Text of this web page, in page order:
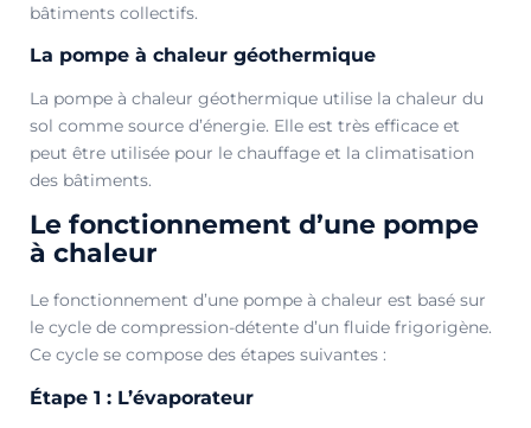
bâtiments collectifs.
La pompe à chaleur géothermique
La pompe à chaleur géothermique utilise la chaleur du
sol comme source d’énergie. Elle est très efficace et
peut être utilisée pour le chauffage et la climatisation
des bâtiments.
Le fonctionnement d’une pompe
à chaleur​
Le fonctionnement d’une pompe à chaleur est basé sur
le cycle de compression-détente d’un fluide frigorigène.
Ce cycle se compose des étapes suivantes :
Étape 1 : L’évaporateur